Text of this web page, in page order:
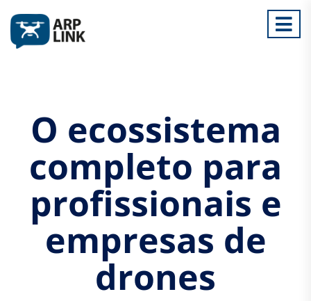
O ecossistema
completo para
profissionais e
empresas de
drones